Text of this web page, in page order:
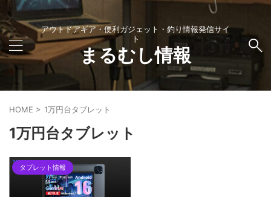
アウトドアギア・便利ガジェット・釣り情報発信サイ
ト
まるむし情報
HOME > 1万円台タブレット
1万円台タブレット
タブレット情報